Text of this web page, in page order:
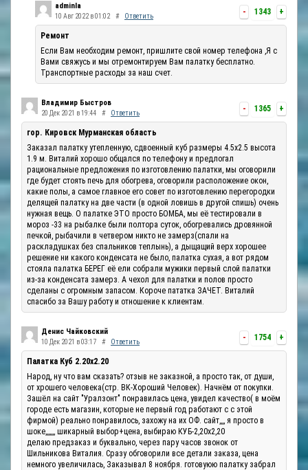
- 1343 +
adminla
10 Авг 2022 в 01:02 # Ответить
Ремонт
Если Вам необходим ремонт, пришлите свой номер телефона ,Я с
Вами свяжусь и мы отремонтируем Вам палатку бесплатно.
Транспортные расходы за наш счет.
- 1365 +
Владимир Быстров
20 Дек 2021 в 19:44 # Ответить
гор. Кировск Мурманская область
Заказал палатку утепленную, сдвоенный куб размеры 4.5х2.5 высота
1.9 м. Виталий хорошо общался по телефону и предлогал
рациональные предложения по изготовлению палатки, мы оговорили
где будет стоять печь для обогрева, оговорили расположение окон,
какие полы, а самое главное его совет по изготовлению перегородки
делящей палатку на две части (в одной ловишь в другой спишь) очень
нужная вещь. О палатке ЭТО просто БОМБА, мы её тестировали в
мороз -33 на рыбалке были полтора суток, обогревались дровянной
печкой, рыбачили в четвером никто не замерз(спали на
раскладушках без спальников теплынь), а дыщащий верх хорошее
решение ни какого конденсата не было, палатка сухая, а вот рядом
стояла палатка БЕРЕГ её ели собрали мужики первый слой палатки
из-за конденсата замерз. А чехол для палатки и полов просто
сделаны с огромным запасом. Короче пататка ЗАЧЕТ. Виталий
спасибо за Вашу работу и отношение к клиентам.
- 1754 +
Денис Чайковский
10 Дек 2021 в 03:17 # Ответить
Палатка Куб 2.20x2.20
Народ, ну что вам сказать? отзыв не заказной, а просто так, от души,
от хрошего человека(стр. ВК-Хороший Человек). Начнём от покупки.
Зашёл на сайт "Уралзонт" понравилась цена, увидел качество( в моём
городе есть магазин, которые не первый год работают с с этой
фирмой) реально понравилось, захожу на их ОФ. сайт,,,, я просто в
шоке,,,,,,, шикарный выбор+цена, выбираю КУБ-2,20х2,20
делаю предзаказ и буквально, через пару часов звонок от
Шильникова Виталия. Сразу обговорили все детали заказа, цена
немного увеличилась, Заказывал 8 ноября. готовуюю палатку забрал